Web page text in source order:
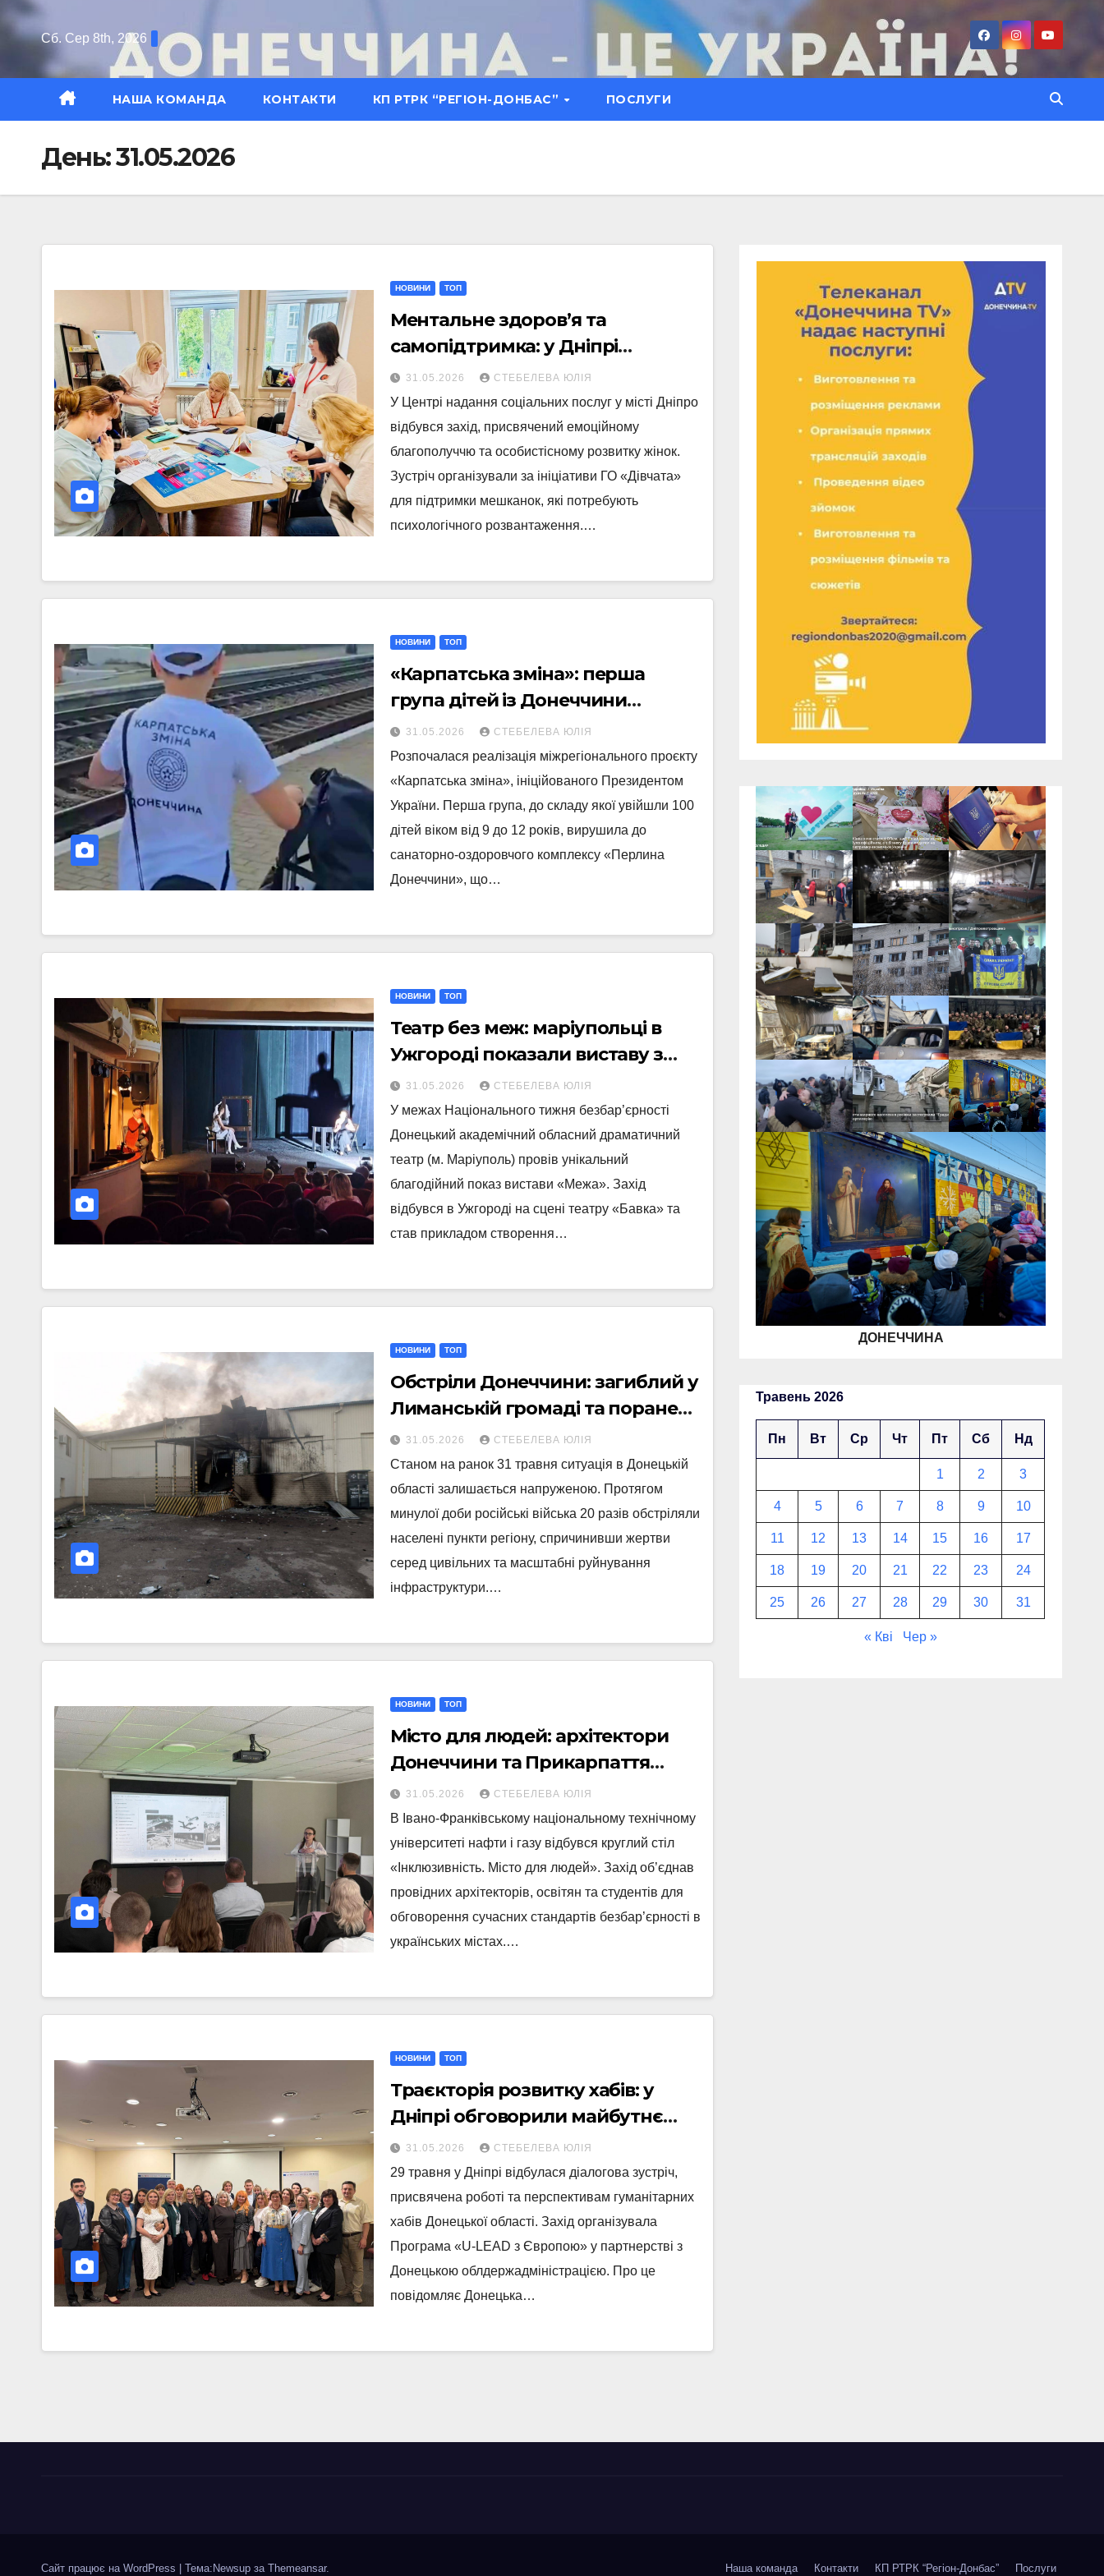
Перейти
Сб. Сер 8th, 2026
НАША КОМАНДА КОНТАКТИ КП РТРК “РЕГІОН-ДОНБАС” ПОСЛУГИ
День:31.05.2026
НОВИНИ ТОП
Ментальне здоров’я та
самопідтримка: у Дніпрі
провели тренінг для жінок
31.05.2026 СТЕБЕЛЕВА ЮЛІЯ
У Центрі надання соціальних послуг у місті Дніпро
відбувся захід, присвячений емоційному
благополуччю та особистісному розвитку жінок.
Зустріч організували за ініціативи ГО «Дівчата»
для підтримки мешканок, які потребують
психологічного розвантаження.…
НОВИНИ ТОП
«Карпатська зміна»: перша
група дітей із Донеччини
вирушила на реабілітацію до
Закарпаття
31.05.2026 СТЕБЕЛЕВА ЮЛІЯ
Розпочалася реалізація міжрегіонального проєкту
«Карпатська зміна», ініційованого Президентом
України. Перша група, до складу якої увійшли 100
дітей віком від 9 до 12 років, вирушила до
санаторно-оздоровчого комплексу «Перлина
Донеччини», що…
НОВИНИ ТОП
Театр без меж: маріупольці в
Ужгороді показали виставу з
перекладом жестовою мовою
31.05.2026 СТЕБЕЛЕВА ЮЛІЯ
У межах Національного тижня безбар’єрності
Донецький академічний обласний драматичний
театр (м. Маріуполь) провів унікальний
благодійний показ вистави «Межа». Захід
відбувся в Ужгороді на сцені театру «Бавка» та
став прикладом створення…
НОВИНИ ТОП
Обстріли Донеччини: загиблий у
Лиманській громаді та поранені
у Слов’янську й Миколаївці
31.05.2026 СТЕБЕЛЕВА ЮЛІЯ
Станом на ранок 31 травня ситуація в Донецькій
області залишається напруженою. Протягом
минулої доби російські війська 20 разів обстріляли
населені пункти регіону, спричинивши жертви
серед цивільних та масштабні руйнування
інфраструктури.…
НОВИНИ ТОП
Місто для людей: архітектори
Донеччини та Прикарпаття
обговорили інклюзивну
відбудову
31.05.2026 СТЕБЕЛЕВА ЮЛІЯ
В Івано-Франківському національному технічному
університеті нафти і газу відбувся круглий стіл
«Інклюзивність. Місто для людей». Захід об’єднав
провідних архітекторів, освітян та студентів для
обговорення сучасних стандартів безбар’єрності в
українських містах.…
НОВИНИ ТОП
Траєкторія розвитку хабів: у
Дніпрі обговорили майбутнє
центрів підтримки Донеччини
31.05.2026 СТЕБЕЛЕВА ЮЛІЯ
29 травня у Дніпрі відбулася діалогова зустріч,
присвячена роботі та перспективам гуманітарних
хабів Донецької області. Захід організувала
Програма «U-LEAD з Європою» у партнерстві з
Донецькою облдержадміністрацією. Про це
повідомляє Донецька…
ДОНЕЧЧИНА
Травень 2026
Пн Вт Ср Чт Пт Сб Нд
1 2 3
4 5 6 7 8 9 10
11 12 13 14 15 16 17
18 19 20 21 22 23 24
25 26 27 28 29 30 31
« Кві Чер »
Сайт працює на WordPress Тема:Newsup за Themeansar. Наша команда Контакти КП РТРК “Регіон-Донбас” Послуги